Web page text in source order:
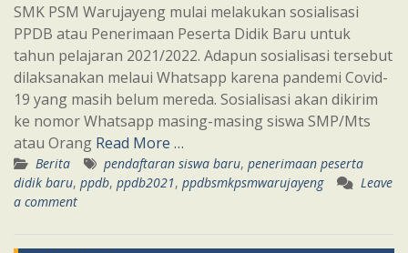
SMK PSM Warujayeng mulai melakukan sosialisasi
PPDB atau Penerimaan Peserta Didik Baru untuk
tahun pelajaran 2021/2022. Adapun sosialisasi tersebut
dilaksanakan melaui Whatsapp karena pandemi Covid-
19 yang masih belum mereda. Sosialisasi akan dikirim
ke nomor Whatsapp masing-masing siswa SMP/Mts
atau Orang Read More …
Berita pendaftaran siswa baru, penerimaan peserta
didik baru, ppdb, ppdb2021, ppdbsmkpsmwarujayeng
Leave
a comment